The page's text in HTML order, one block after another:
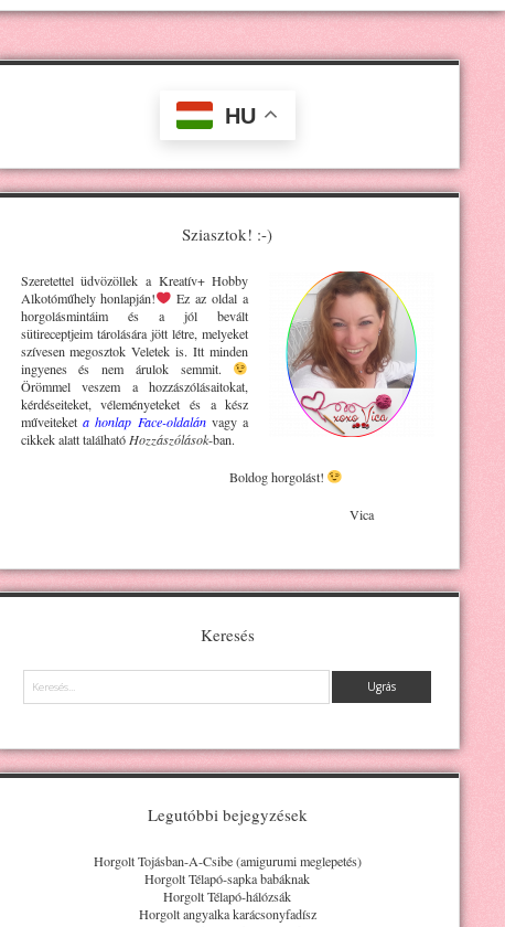
HU
Sziasztok! :-)
Szeretettel üdvözöllek a Kreatív+ Hobby
Alkotóműhelyhonlapján!
Ez az oldal a
horgolásmintáim és a jól bevált
sütireceptjeim tárolására jött létre, melyeket
szívesen megosztok Veletek is. Itt minden
ingyenes és nem árulok semmit.
Örömmel veszem a hozzászólásaitokat,
kérdéseiteket, véleményeteket és a kész
műveiteket a honlap Face-oldalánvagy a
cikkek alatt található Hozzászólások-ban.
Boldog horgolást!
Vica
Keresés
Keresés
Legutóbbi bejegyzések
Horgolt Tojásban-A-Csibe (amigurumi meglepetés)
Horgolt Télapó-sapka babáknak
Horgolt Télapó-hálózsák
Horgolt angyalka karácsonyfadísz